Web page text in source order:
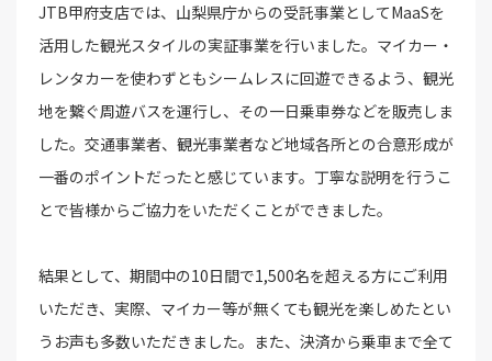
JTB甲府支店では、山梨県庁からの受託事業としてMaaSを
活用した観光スタイルの実証事業を行いました。マイカー・
レンタカーを使わずともシームレスに回遊できるよう、観光
地を繋ぐ周遊バスを運行し、その一日乗車券などを販売しま
した。交通事業者、観光事業者など地域各所との合意形成が
一番のポイントだったと感じています。丁寧な説明を行うこ
とで皆様からご協力をいただくことができました。
結果として、期間中の10日間で1,500名を超える方にご利用
いただき、実際、マイカー等が無くても観光を楽しめたとい
うお声も多数いただきました。また、決済から乗車まで全て